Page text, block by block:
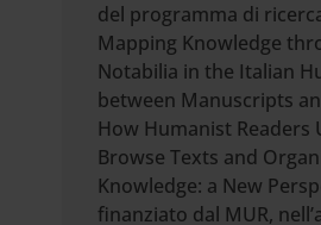
del programma di
Mapping Knowledge
Notabilia in the Italian
between Manuscripts
How Humanist Readers
Browse Texts and
Knowledge: a New
finanziato dal MUR,